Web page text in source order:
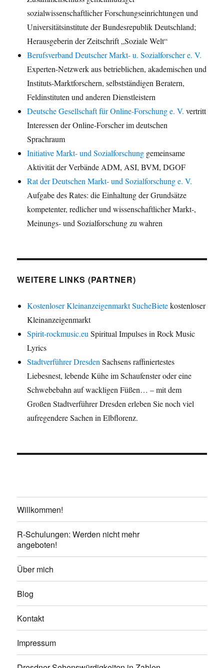
sozialwissenschaftlicher Forschungseinrichtungen und
Universitätsinstitute der Bundesrepublik Deutschland;
Herausgeberin der Zeitschrift „Soziale Welt“
Berufsverband Deutscher Markt- u. Sozialforscher e. V.
Experten-Netzwerk aus betrieblichen, akademischen und
Instituts-Marktforschern, selbstständigen Beratern,
Feldinstituten und anderen Dienstleistern
Deutsche Gesellschaft für Online-Forschung e. V. vertritt
Interessen der Online-Forscher im deutschen
Sprachraum
Initiative Markt- und Sozialforschung gemeinsame
Aktivität der Verbände ADM, ASI, BVM, DGOF
Rat der Deutschen Markt- und Sozialforschung e. V.
Aufgabe des Rates: die Einhaltung der Grundsätze
kompetenter, redlicher und wissenschaftlicher Markt-,
Meinungs- und Sozialforschung zu wahren
WEITERE LINKS (PARTNER)
Kostenloser Kleinanzeigenmarkt SucheBietekostenloser
Kleinanzeigenmarkt
Spirit-rockmusic.euSpiritual Impulses in Rock Music
Lyrics
Stadtverführer DresdenSachsens raffiniertestes
Liebesnest, lebende Kühe im Schaufenster oder eine
Schwebebahn auf wackligen Füßen… – mit dem
Großen Stadtverführer Dresden erleben Sie noch viel
aufregendere Sachen in Elbflorenz.
Willkommen!
R-Schulungen: Werden nicht mehr
angeboten!
Über mich
Blog
Kontakt
Impressum